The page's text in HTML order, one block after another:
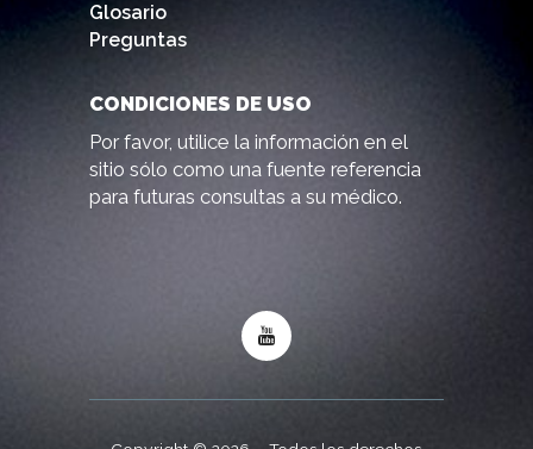
Glosario
Preguntas
CONDICIONES DE USO
Por favor, utilice la información en el
sitio sólo como una fuente referencia
para futuras consultas a su médico.